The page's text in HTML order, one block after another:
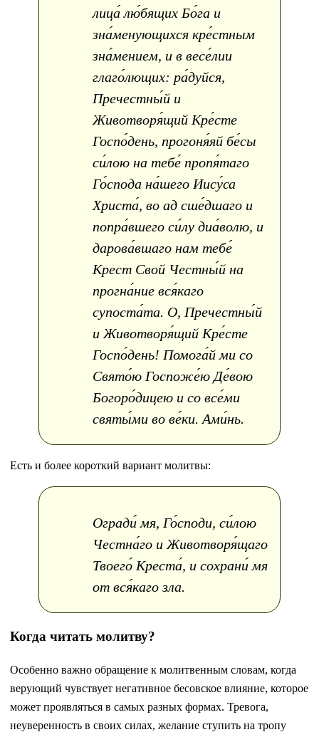
лица́ лю́бящих Бо́га и
зна́менующихся кре́стным
зна́мением, и в весе́лии
глаго́лющих: ра́дуйся,
Пречестны́й и
Животворя́щий Кре́сте
Госпо́день, прогоня́яй бе́сы
си́лою на тебе́ пропя́таго
Го́спода на́шего Иису́са
Христа́, во ад сше́дшаго и
попра́вшего си́лу диа́волю, и
дарова́вшаго нам тебе́
Крест Свой Честны́й на
прогна́ние вся́каго
супоста́та. О, Пречестны́й
и Животворя́щий Кре́сте
Госпо́день! Помога́й ми со
Свято́ю Госпоже́ю Де́вою
Богоро́дицею и со все́ми
святы́ми во ве́ки. Ами́нь.
Есть и более короткий вариант молитвы:
Огради́ мя, Го́споди, си́лою
Честна́го и Животворя́щаго
Твоего́ Креста́, и сохрани́ мя
от вся́каго зла.
Когда читать молитву?
Особенно важно обращение к молитвенным словам, когда
верующий чувствует негативное бесовское влияние, которое
может проявляться в самых разных формах. Тревога,
неуверенность в своих силах, желание ступить на тропу